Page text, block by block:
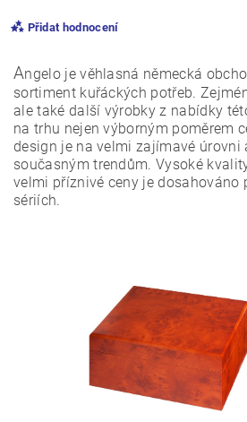
Přidat hodnocení
Vložením hodnocení souhlasíte s
osobních údajů
Angelo je věhlasná německá
sortiment kuřáckých potřeb.
ale také další výrobky z nabídky
na trhu nejen výborným poměrem
design je na velmi zajímavé úrovni
současným trendům. Vysoké
velmi příznivé ceny je dosahováno
sériích.